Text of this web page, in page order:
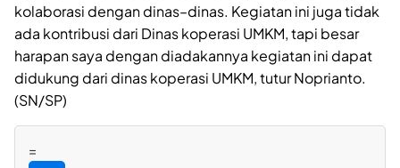
kolaborasi dengan dinas–dinas. Kegiatan ini juga tidak
ada kontribusi dari Dinas koperasi UMKM, tapi besar
harapan saya dengan diadakannya kegiatan ini dapat
didukung dari dinas koperasi UMKM, tutur Noprianto.
(SN/SP)
=